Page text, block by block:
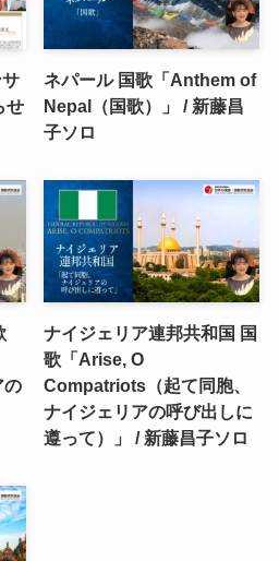
せ
ネパール 国歌「Anthem of
Nepal（国歌）」 / 新藤昌
子ソロ
の
ナイジェリア連邦共和国 国
歌「Arise, O
Compatriots（起て同胞、
ナイジェリアの呼び出しに
遵って）」 / 新藤昌子ソロ